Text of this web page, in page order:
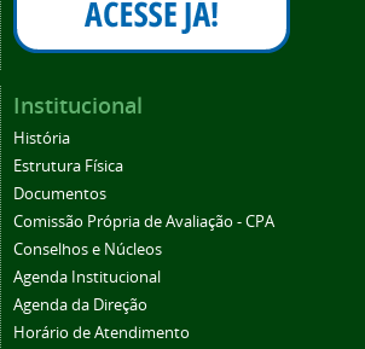
Institucional
História
Estrutura Física
Documentos
Comissão Própria de Avaliação - CPA
Conselhos e Núcleos
Agenda Institucional
Agenda da Direção
Horário de Atendimento